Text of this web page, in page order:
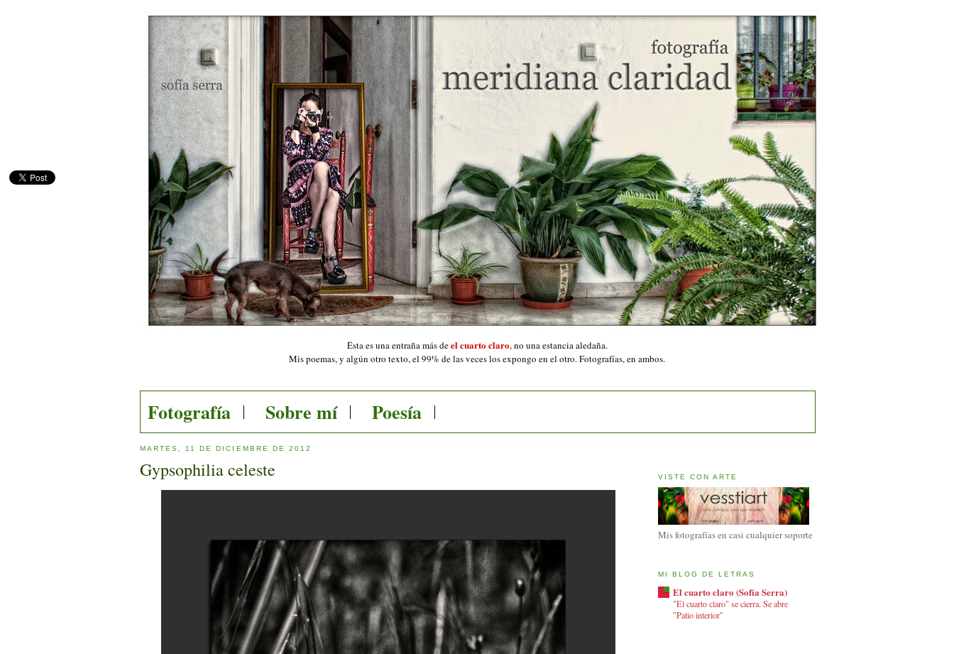
Ésta es una entraña más deel cuarto claro,no una estancia aledaña.
Mis poemas, y algún otro texto, el 99% de las veces los expongo en el otro. Fotografías, en ambos.
Fotografía Sobre mí Poesía
MARTES, 11 DE DICIEMBRE DE 2012
Gypsophilia celeste VISTE CON ARTE
Mis fotografías en casi cualquier soporte
MI BLOG DE LETRAS
El cuarto claro (Sofía Serra)
"El cuarto claro" se cierra. Se abre
"Patio interior"